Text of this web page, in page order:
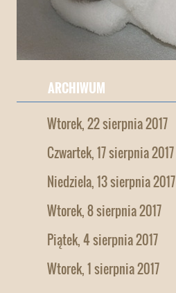
ARCHIWUM
Wtorek, 22 sierpnia 2017
Czwartek, 17 sierpnia 2017
Niedziela, 13 sierpnia 2017
Wtorek, 8 sierpnia 2017
Piątek, 4 sierpnia 2017
Wtorek, 1 sierpnia 2017